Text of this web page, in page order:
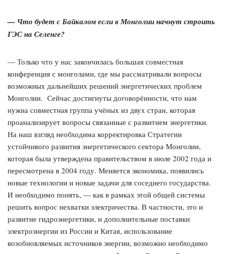
— Что будет с Байкалом если в Монголии начнут строить
ГЭС на Селенге?
— Только что у нас закончилась большая совместная
конференция с монголами, где мы рассматривали вопросы
возможных дальнейших решений энергетических проблем
Монголии. Сейчас достигнуты договорённости, что нам
нужна совместная группа учёных из двух стран, которая
проанализирует вопросы связанные с развитием энергетики.
На наш взгляд необходима корректировка Стратегии
устойчивого развития энергетического сектора Монголии,
которая была утверждена правительством в июле 2002 года и
пересмотрена в 2004 году. Меняется экономика, появились
новые технологии и новые задачи для соседнего государства.
И необходимо понять, — как в рамках этой общей системы
решить вопрос нехватки электричества. В частности, это и
развитие гидроэнергетики, и дополнительные поставки
электроэнергии из России и Китая, использование
возобновляемых источников энергии, возможно необходимо